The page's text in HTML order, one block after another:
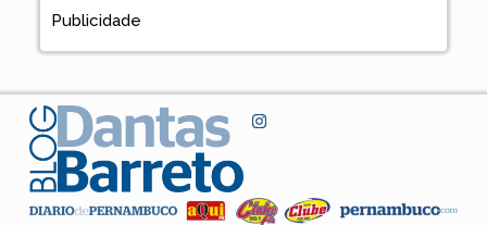
Publicidade